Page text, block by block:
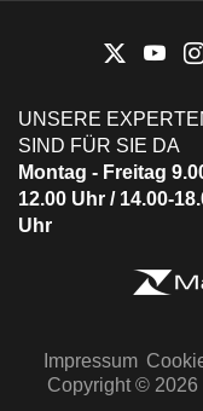
UNSERE
SIND FÜR SIE DA
Montag - Freitag
12.00 Uhr / 14.00-
Uhr
Impressum
Copyright © 2026